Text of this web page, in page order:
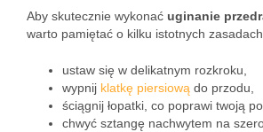
Aby skutecznie wykonać uginanie
warto pamiętać o kilku istotnych
ustaw się w delikatnym rozkroku,
wypnij klatkę piersiową do przodu,
ściągnij łopatki, co poprawi twoją
chwyć sztangę nachwytem na